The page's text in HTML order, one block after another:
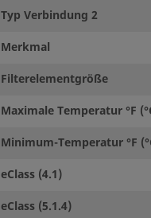
Typ Verbindung 2
Merkmal
Filterelementgröße
Maximale Temperatur °F
Minimum-Temperatur °F
eClass (4.1)
eClass (5.1.4)